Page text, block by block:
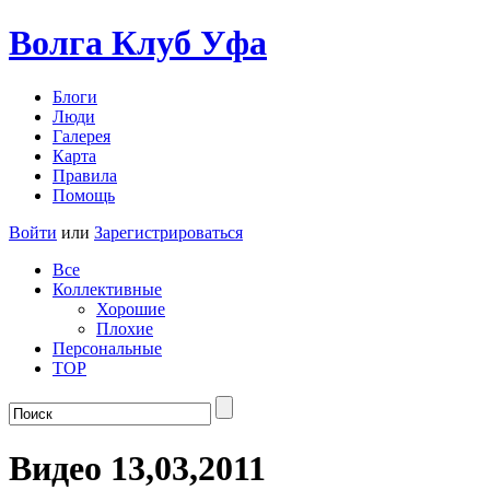
Волга Клуб Уфа
Блоги
Люди
Галерея
Карта
Правила
Помощь
Войти или Зарегистрироваться
Все
Коллективные
Хорошие
Плохие
Персональные
TOP
Видео 13,03,2011